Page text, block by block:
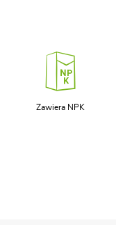
Zawiera NPK